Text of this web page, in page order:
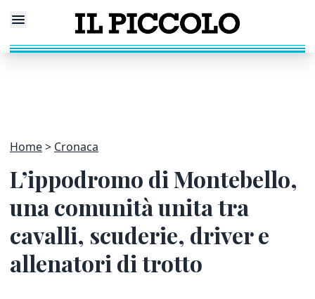
Home Cronaca
L’ippodromo di Montebello,
una comunità unita tra
cavalli, scuderie, driver e
allenatori di trotto